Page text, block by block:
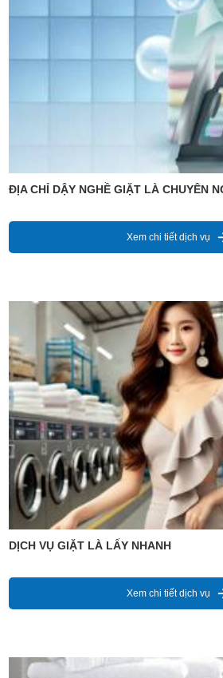
ĐỊA CHỈ DẬY NGHỀ GIẶT LÀ CHUYÊN
Xem chi tiết dịch vụ
DỊCH VỤ GIẶT LÀ LẤY NHANH
Xem chi tiết dịch vụ